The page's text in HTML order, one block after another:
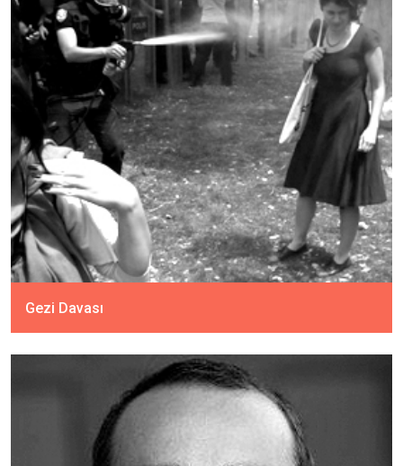
Gezi Davası